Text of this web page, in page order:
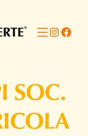
SOC.